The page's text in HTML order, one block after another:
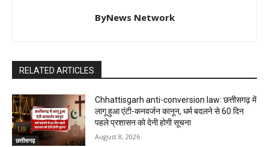
ByNews Network
RELATED ARTICLES
छत्तीसगढ़
Chhattisgarh anti-conversion law: छत्तीसगढ़ में
लागू हुआ एंटी-कनवर्जन कानून, धर्म बदलने से 60 दिन
पहले प्रशासन को देनी होगी सूचना
August 8, 2026